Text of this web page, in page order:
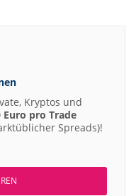
Kryptos und
Euro pro Trade
Spreads)!